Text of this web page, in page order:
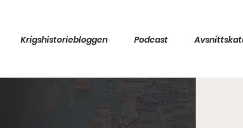
Krigshistoriebloggen Podcast